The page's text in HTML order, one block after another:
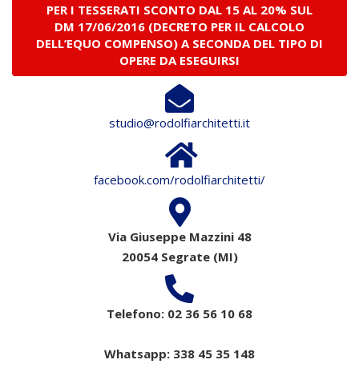
PER I TESSERATI SCONTO DAL 15 AL 20% SUL
DM 17/06/2016 (DECRETO PER IL CALCOLO
DELL’EQUO COMPENSO) A SECONDA DEL TIPO DI
OPERE DA ESEGUIRSI
studio@rodolfiarchitetti.it
facebook.com/rodolfiarchitetti/
Via Giuseppe Mazzini 48
20054 Segrate (MI)
Telefono: 02 36 56 10 68
Whatsapp: 338 45 35 148